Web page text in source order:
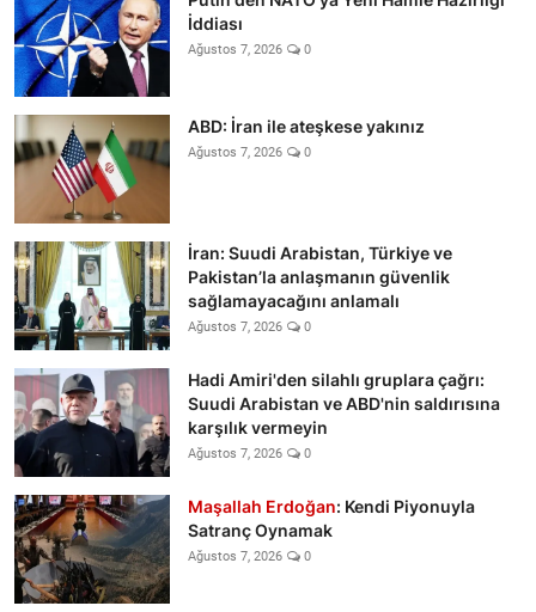
İddiası
Ağustos 7, 2026 0
ABD: İran ile ateşkese yakınız
Ağustos 7, 2026 0
İran: Suudi Arabistan, Türkiye ve
Pakistan’la anlaşmanın güvenlik
sağlamayacağını anlamalı
Ağustos 7, 2026 0
Hadi Amiri'den silahlı gruplara çağrı:
Suudi Arabistan ve ABD'nin saldırısına
karşılık vermeyin
Ağustos 7, 2026 0
Maşallah Erdoğan: Kendi Piyonuyla
Satranç Oynamak
Ağustos 7, 2026 0